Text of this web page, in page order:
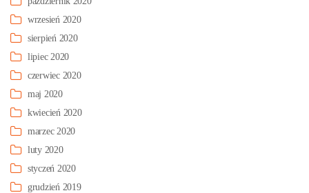
wrzesień 2020
sierpień 2020
lipiec 2020
czerwiec 2020
maj 2020
kwiecień 2020
marzec 2020
luty 2020
styczeń 2020
grudzień 2019